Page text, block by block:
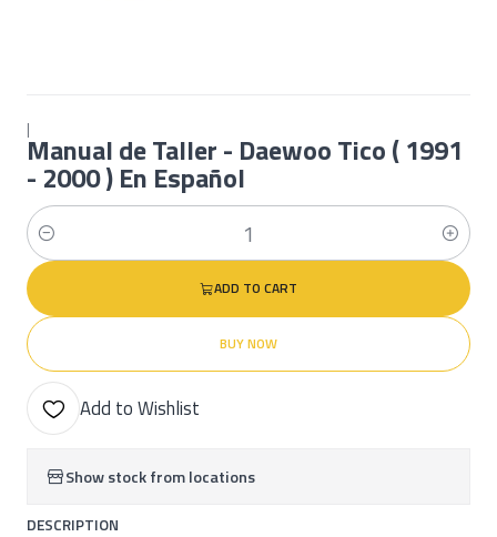
|
Manual de Taller - Daewoo Tico ( 1991
- 2000 ) En Español
Quantity
ADD TO CART
BUY NOW
Add to Wishlist
Show stock from locations
DESCRIPTION